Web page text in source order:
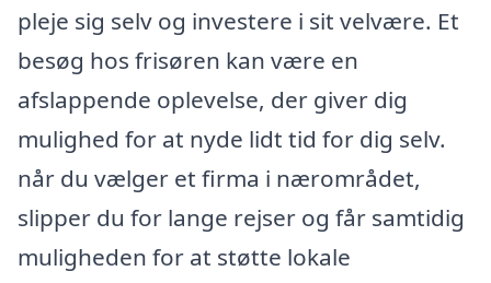
pleje sig selv og investere i sit velvære. Et
besøg hos frisøren kan være en
afslappende oplevelse, der giver dig
mulighed for at nyde lidt tid for dig selv.
når du vælger et firma i nærområdet,
slipper du for lange rejser og får samtidig
muligheden for at støtte lokale